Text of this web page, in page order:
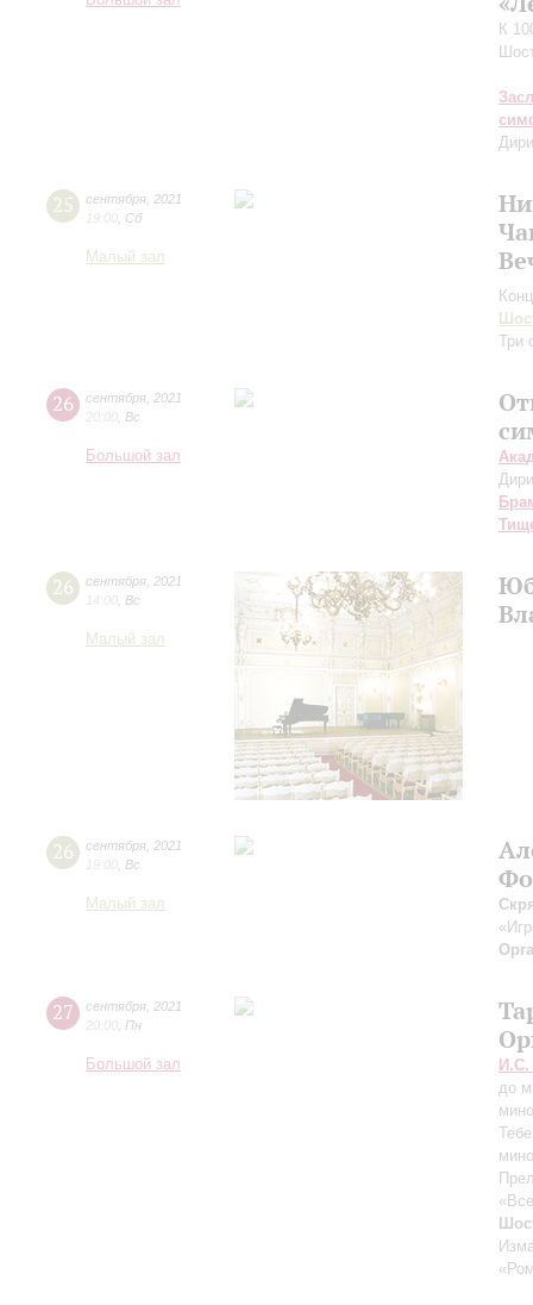
К
25 сентября 2021
19:00 Сб
Малый зал
Три
26 сентября 2021
20:00 Вс
Большой зал
26 сентября 2021
14:00 Вс
Малый зал
26 сентября 2021
19:00 Вс
Малый зал
27 сентября 2021
20:00 Пн
Большой зал
И.С.
до